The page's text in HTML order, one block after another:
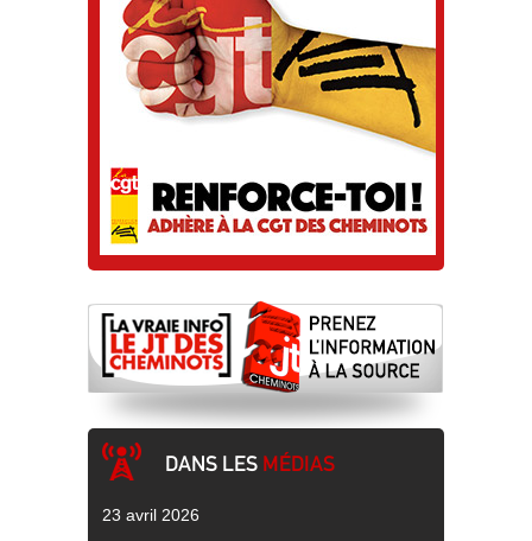
DANS LES MÉDIAS
23 avril 2026